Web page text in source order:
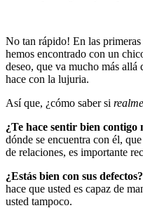
No tan rápido! En las
hemos encontrado con un
deseo, que va mucho más
hace con la lujuria.
Así que, ¿cómo saber si
¿Te hace sentir bien contigo
dónde se encuentra con él,
de relaciones, es importante
¿Estás bien con sus defectos?
hace que usted es capaz de
usted tampoco.